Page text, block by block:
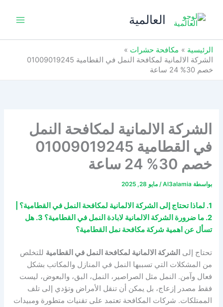
العالمية
الرئيسية
مكافحة حشرات
الشركة الالمانية لمكافحة النمل في القطامية 01009019245
خصم 30% 24 ساعة
الشركة الالمانية لمكافحة النمل
في القطامية 01009019245
خصم 30% 24 ساعة
بواسطة Al3alamia
/مايو 28, 2025
1. لماذا تحتاج إلى الشركة الالمانية لمكافحة النمل في القطامية؟ |
2. ما ضرورة الشركة الالمانية لابادة النمل في القطامية؟ 3. هل
تسأل عن اهمية شركة مكافحة نمل القطامية؟
تحتاج إلى الشركة الالمانية لمكافحة النمل في القطامية للتخلص
من المشكلات التي تسببها النمل في المنازل والمكاتب بشكل
فعال وآمن. النمل مثل الصراصير، النمل، البق، والبعوض، ليست
فقط مصدر إزعاج، بل يمكن أن تنقل الأمراض وتؤدي إلى تلف
الممتلكات. شركات المكافحة تعتمد على تقنيات متطورة ومبيدات